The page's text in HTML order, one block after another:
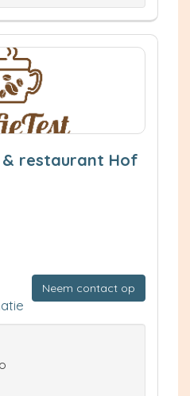
restaurant Hof
Neem contact op